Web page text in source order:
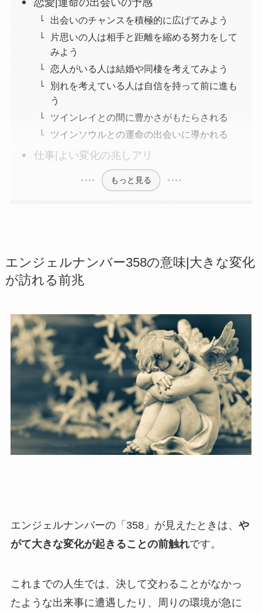
恋愛|運命の出会いの予感
出会いのチャンスを積極的に広げてみよう
片思いの人は相手と距離を縮める努力をして
みよう
恋人がいる人は結婚や同棲を考えてみよう
別れを考えている人は自信を持って前に進も
う
ツインレイとの間に豊かさがもたらされる
ツインソウルとの運命の出会いに導かれる
仕事|よい変化の兆しアリ
もっと見る
エンジェルナンバー358の意味|大きな変化
が訪れる前兆
エンジェルナンバーの「358」が見えたときは、 や
がて大きな変化が起きることの前触れです。
これまでの人生では、決して交わることがなかっ
たような出来事に遭遇したり、周りの環境が急に